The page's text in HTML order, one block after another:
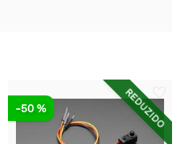
REDUZIDO
-50 %